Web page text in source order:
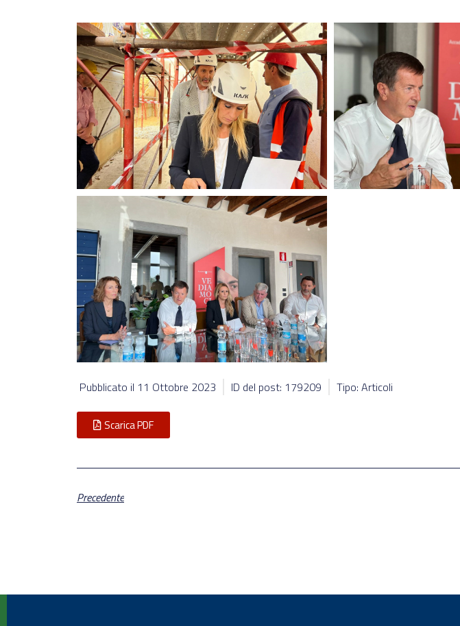
Pubblicato il 11 Ottobre 2023 ID del post: 179209 Tipo: Articoli
Scarica PDF
Precedente